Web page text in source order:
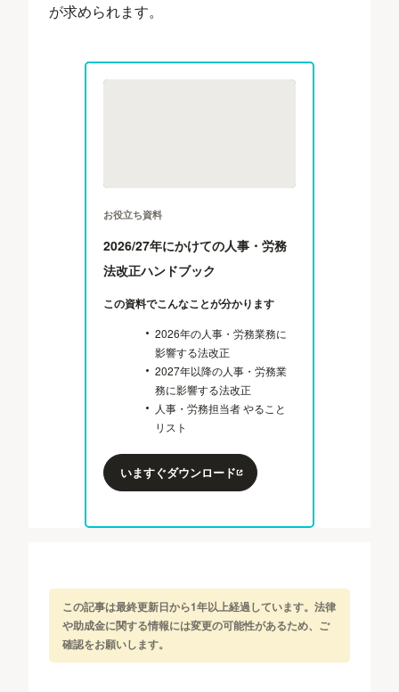
が求められます。
お役立ち資料
2026/27年にかけての人事・労務
法改正ハンドブック
この資料でこんなことが分かります
2026年の人事・労務業務に
影響する法改正
2027年以降の人事・労務業
務に影響する法改正
人事・労務担当者 やること
リスト
いますぐダウンロード
この記事は最終更新日から1年以上経過しています。法律
や助成金に関する情報には変更の可能性があるため、ご
確認をお願いします。